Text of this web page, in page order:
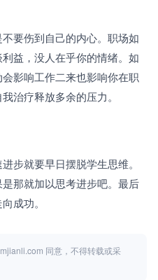
要伤到自己的内心。职场如
益，没人在乎你的情绪。如
影响工作二来也影响你在职
治疗释放多余的压力。
就要早日摆脱学生思维。
那就加以思考进步吧。最后
成功。
同意，不得转载或采